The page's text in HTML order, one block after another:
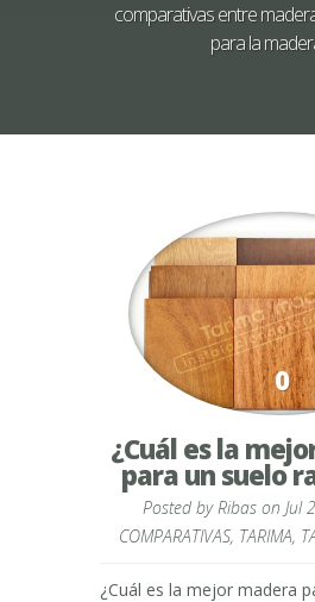
comparativas entre
para la
0
¿Cuál es la
para un suelo
Posted byRibas on Jul
COMPARATIVAS, TARIMA,
¿Cuál es la mejor madera